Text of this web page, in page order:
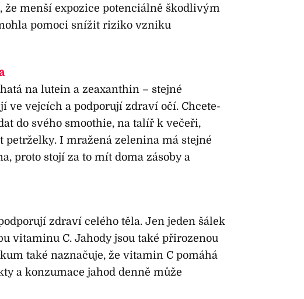
že menší expozice potenciálně škodlivým
pomoci snížit riziko vzniku
na lutein a zeaxanthin – stejné
ve vejcích a podporují zdraví očí. Chcete-
do svého smoothie, na talíř k večeři,
petrželky. I mražená zelenina má stejné
proto stojí za to mít doma zásoby a
zdraví celého těla. Jen jeden šálek
vitaminu C. Jahody jsou také přirozenou
také naznačuje, že vitamin C pomáhá
a konzumace jahod denně může